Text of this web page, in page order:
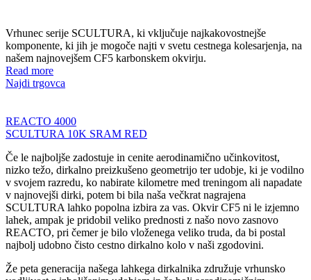
Vrhunec serije SCULTURA, ki vključuje najkakovostnejše
komponente, ki jih je mogoče najti v svetu cestnega kolesarjenja, na
našem najnovejšem CF5 karbonskem okvirju.
Read more
Najdi trgovca
REACTO 4000
SCULTURA 10K SRAM RED
Če le najboljše zadostuje in cenite aerodinamično učinkovitost,
nizko težo, dirkalno preizkušeno geometrijo ter udobje, ki je vodilno
v svojem razredu, ko nabirate kilometre med treningom ali napadate
v najnovejši dirki, potem bi bila naša večkrat nagrajena
SCULTURA lahko popolna izbira za vas. Okvir CF5 ni le izjemno
lahek, ampak je pridobil veliko prednosti z našo novo zasnovo
REACTO, pri čemer je bilo vloženega veliko truda, da bi postal
najbolj udobno čisto cestno dirkalno kolo v naši zgodovini.
Že peta generacija našega lahkega dirkalnika združuje vrhunsko